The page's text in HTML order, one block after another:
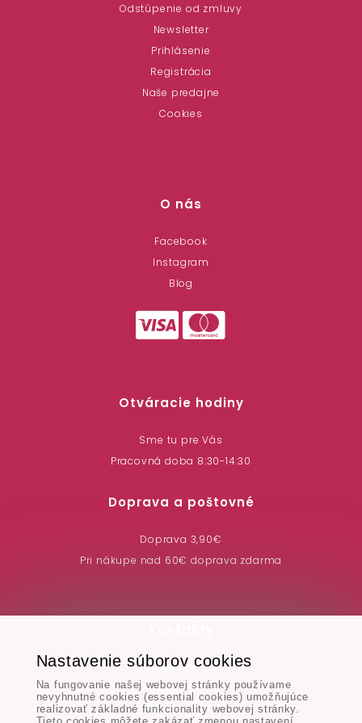
Odstúpenie od zmluvy
Newsletter
Prihlásenie
Registrácia
Naše predajne
Cookies
O nás
Facebook
Instagram
Blog
Otváracie hodiny
Sme tu pre Vás
Pracovná doba 8:30-14:30
Doprava a poštovné
Doprava 3,90€
Pri nákupe nad 60€ doprava zdarma
MONAD, s.r.o.
Hodská 345/3,
924 01 Galanta
Nastavenie súborov cookies
Na fungovanie našej webovej stránky používame
nevyhnutné cookies (essential cookies) umožňujúce
realizovať základné funkcionality webovej stránky.